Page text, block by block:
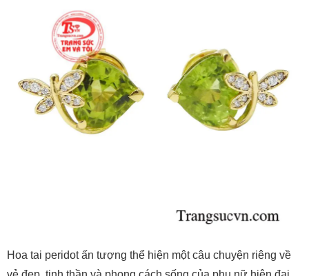
Hoa tai peridot ấn tượng thể hiện một câu chuyện riêng về